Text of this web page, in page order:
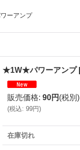
ーアンプ
★1W★パワーアンプ
販売価格: 90円 (税別)
(税込: 99円)
在庫切れ